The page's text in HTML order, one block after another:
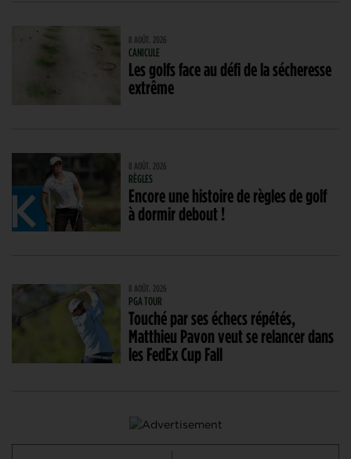
8 AOÛT. 2026
CANICULE
Les golfs face au défi de la sécheresse
extrême
8 AOÛT. 2026
RÈGLES
Encore une histoire de règles de golf
à dormir debout !
8 AOÛT. 2026
PGA TOUR
Touché par ses échecs répétés,
Matthieu Pavon veut se relancer dans
les FedEx Cup Fall